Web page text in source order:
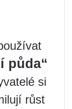
půda“
si
růst